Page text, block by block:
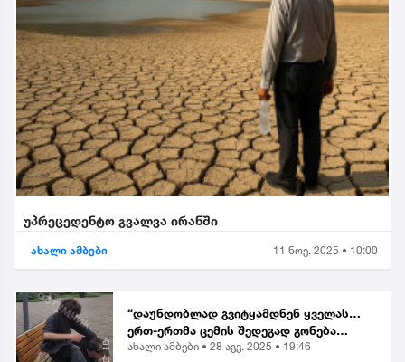
უპრეცედენტო გვალვა ირანში
ახალი ამბები 11 ნოე. 2025 • 10:00
“დაუნდობლად გვიტყამდნენ ყველას…
ერთ-ერთმა ცემის შედეგად გონება
დაკარგა” | მოქალაქე ბათუმში მომხდარ
ახალი ამბები • 28 აგვ. 2025 • 19:46